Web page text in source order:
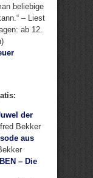
beliebige
– Liest
ab 12.
der
Bekker
aus
– Die